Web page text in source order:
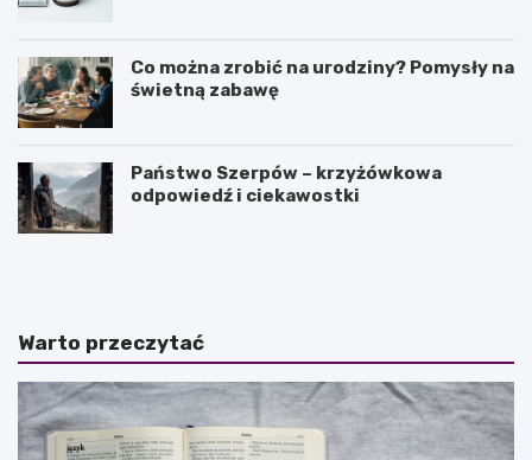
Co można zrobić na urodziny? Pomysły na
świetną zabawę
Państwo Szerpów – krzyżówkowa
odpowiedź i ciekawostki
J
s
ą
n
a
j
w
O
k
z
o
r
e
g
Warto przeczytać